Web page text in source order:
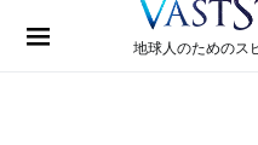
地球人のためのス
Search for: